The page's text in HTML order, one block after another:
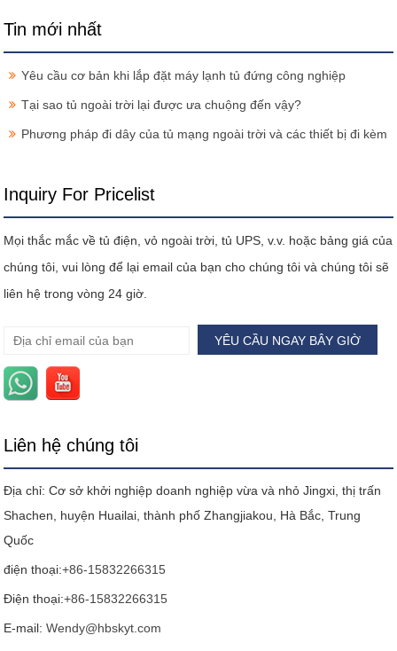
Tin mới nhất
Yêu cầu cơ bản khi lắp đặt máy lạnh tủ đứng công nghiệp
Tại sao tủ ngoài trời lại được ưa chuộng đến vậy?
Phương pháp đi dây của tủ mạng ngoài trời và các thiết bị đi kèm
Inquiry For Pricelist
Mọi thắc mắc về tủ điện, vỏ ngoài trời, tủ UPS, v.v. hoặc bảng giá của
chúng tôi, vui lòng để lại email của bạn cho chúng tôi và chúng tôi sẽ
liên hệ trong vòng 24 giờ.
Liên hệ chúng tôi
Địa chỉ: Cơ sở khởi nghiệp doanh nghiệp vừa và nhỏ Jingxi, thị trấn
Shachen, huyện Huailai, thành phố Zhangjiakou, Hà Bắc, Trung
Quốc
điện thoại:+86-15832266315
Điện thoại:+86-15832266315
E-mail:Wendy@hbskyt.com